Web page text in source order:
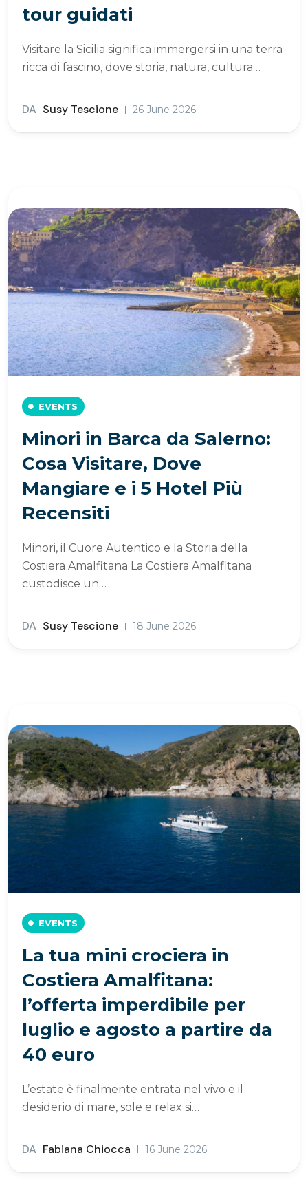
tour guidati
Visitare la Sicilia significa immergersi in una terra
ricca di fascino, dove storia, natura, cultura…
DA Susy Tescione 26 June 2026
EVENTS
Minori in Barca da Salerno:
Cosa Visitare, Dove
Mangiare e i 5 Hotel Più
Recensiti
Minori, il Cuore Autentico e la Storia della
Costiera Amalfitana La Costiera Amalfitana
custodisce un…
DA Susy Tescione 18 June 2026
EVENTS
La tua mini crociera in
Costiera Amalfitana:
l’offerta imperdibile per
luglio e agosto a partire da
40 euro
L’estate è finalmente entrata nel vivo e il
desiderio di mare, sole e relax si…
DA Fabiana Chiocca 16 June 2026